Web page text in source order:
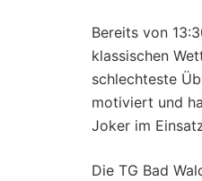
Bereits von
klassischen
schlechteste
motiviert und
Joker im
Die TG Bad